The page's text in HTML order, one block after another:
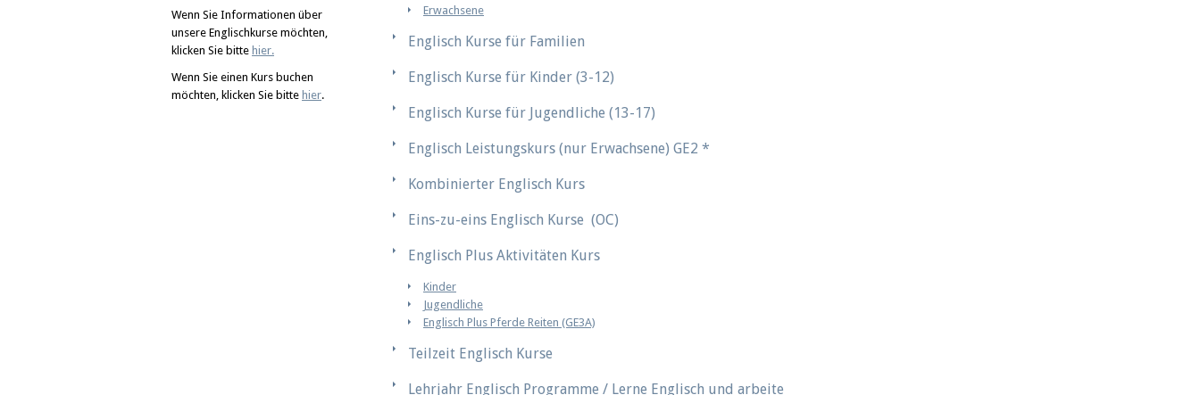
Erwachsene
Englisch Kurse für Familien
Englisch Kurse für Kinder (3-12)
Englisch Kurse für Jugendliche (13-17)
Englisch Leistungskurs (nur Erwachsene) GE2 *
Kombinierter Englisch Kurs
Eins-zu-eins Englisch Kurse (OC)
Englisch Plus Aktivitäten Kurs
Kinder
Jugendliche
Englisch Plus Pferde Reiten (GE3A)
Teilzeit Englisch Kurse
Lehrjahr Englisch Programme / Lerne Englisch und arbeite
Wenn Sie Informationen über
unsere Englischkurse möchten,
klicken Sie bitte hier.
Wenn Sie einen Kurs buchen
möchten, klicken Sie bitte hier.